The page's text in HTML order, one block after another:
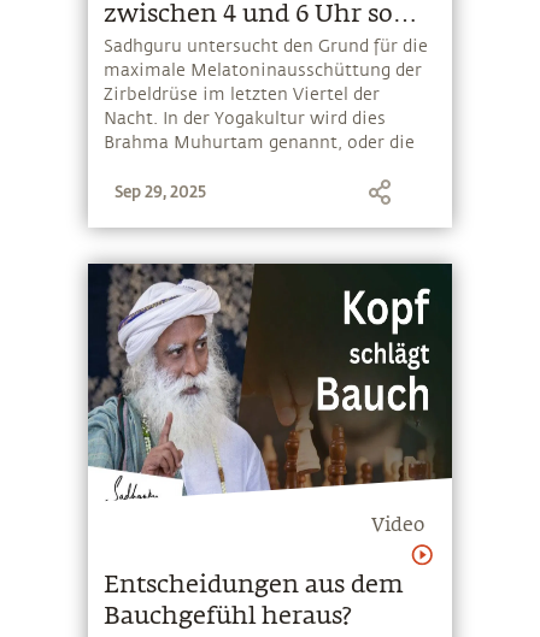
zwischen 4 und 6 Uhr so
kraftvoll ist
Sadhguru untersucht den Grund für die
maximale Melatoninausschüttung der
Zirbeldrüse im letzten Viertel der
Nacht. In der Yogakultur wird dies
Brahma Muhurtam genannt, oder die
um Stabilität und Leichtigkeit zu
Sep 29, 2025
Video
Entscheidungen aus dem
Bauchgefühl heraus?